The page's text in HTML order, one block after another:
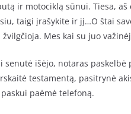
ir motociklą sūnui. Tiesa,
taigi įrašykite ir jį…O štai
Mes kai su juo
senutė išėjo, notaras
testamentą, pasitrynė
paėmė telefoną.